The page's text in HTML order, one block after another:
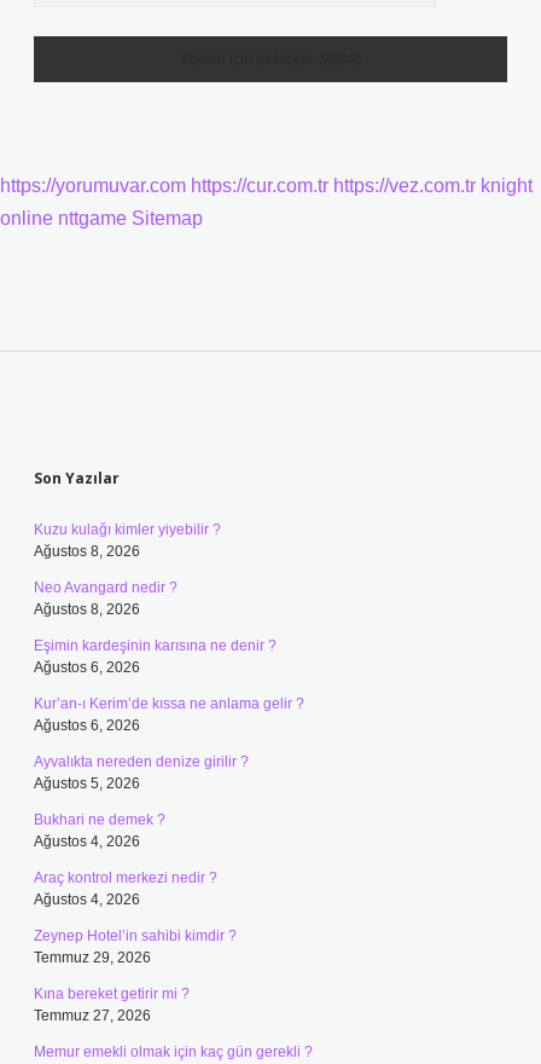
https://yorumuvar.com https://cur.com.tr https://vez.com.tr knight
online nttgame Sitemap
Son Yazılar
Kuzu kulağı kimler yiyebilir ?
Ağustos 8, 2026
Neo Avangard nedir ?
Ağustos 8, 2026
Eşimin kardeşinin karısına ne denir ?
Ağustos 6, 2026
Kur’an-ı Kerim’de kıssa ne anlama gelir ?
Ağustos 6, 2026
Ayvalıkta nereden denize girilir ?
Ağustos 5, 2026
Bukhari ne demek ?
Ağustos 4, 2026
Araç kontrol merkezi nedir ?
Ağustos 4, 2026
Zeynep Hotel’in sahibi kimdir ?
Temmuz 29, 2026
Kına bereket getirir mi ?
Temmuz 27, 2026
Memur emekli olmak için kaç gün gerekli ?